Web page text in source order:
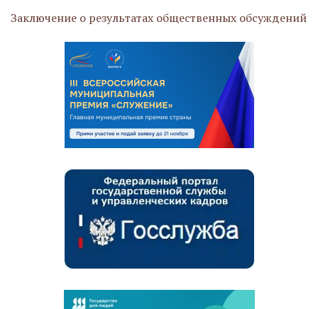
Заключение о результатах общественных обсуждений